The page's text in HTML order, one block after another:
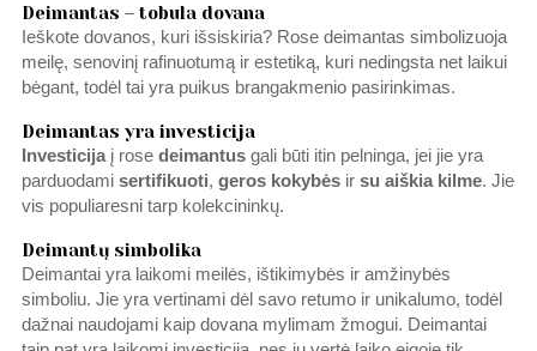
Deimantas – tobula dovana
Ieškote dovanos, kuri išsiskiria? Rose deimantas simbolizuoja
meilę, senovinį rafinuotumą ir estetiką, kuri nedingsta net laikui
bėgant, todėl tai yra puikus brangakmenio pasirinkimas.
Deimantas yra investicija
Investicijaį rose deimantusgali būti itin pelninga, jei jie yra
parduodami sertifikuoti, geros kokybėsir su aiškia kilme. Jie
vis populiaresni tarp kolekcininkų.
Deimantų simbolika
Deimantai yra laikomi meilės, ištikimybės ir amžinybės
simboliu. Jie yra vertinami dėl savo retumo ir unikalumo, todėl
dažnai naudojami kaip dovana mylimam žmogui. Deimantai